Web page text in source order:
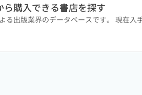
ら購入できる書店を探す
る出版業界のデータベースです。 現在入